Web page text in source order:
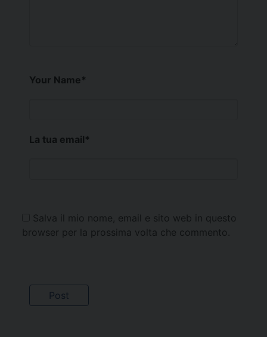
Your Name*
La tua email*
Salva il mio nome, email e sito web in questo
browser per la prossima volta che commento.